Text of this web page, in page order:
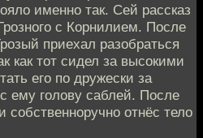
именно так. Сей рассказ
с Корнилием. После
приехал разобраться
как тот сидел за высокими
его по дружески за
ему голову саблей. После
собственноручно отнёс тело